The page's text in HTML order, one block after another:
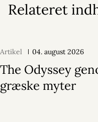
Relateret
Artikel 04. august 2026
The Odyssey
græske myter